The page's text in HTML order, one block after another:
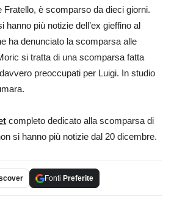
Fratello, è scomparso da dieci giorni.
hanno più notizie dell’ex gieffino al
ha denunciato la scomparsa alle
si tratta di una scomparsa fatta
preoccupati per Luigi. In studio
completo dedicato alla scomparsa di
si hanno più notizie dal 20 dicembre.
Fonti Preferite